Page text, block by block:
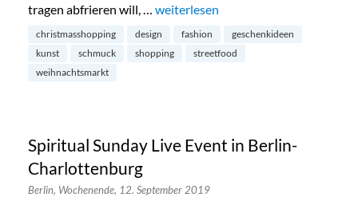
tragen abfrieren will, … „Weihnachtsrodeo in Kreuzberg“
weiterlesen
christmasshopping design fashion
geschenkideen
kunst
schmuck shopping
streetfood
weihnachtsmarkt
Spiritual Sunday Live Event in Berlin-
Charlottenburg
Berlin, Wochenende, 12. September 2019